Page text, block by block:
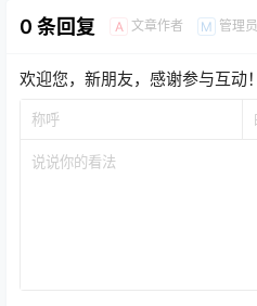
0 条回复 A 文章作者 M 管理员
欢迎您，新朋友，感谢参与互动！